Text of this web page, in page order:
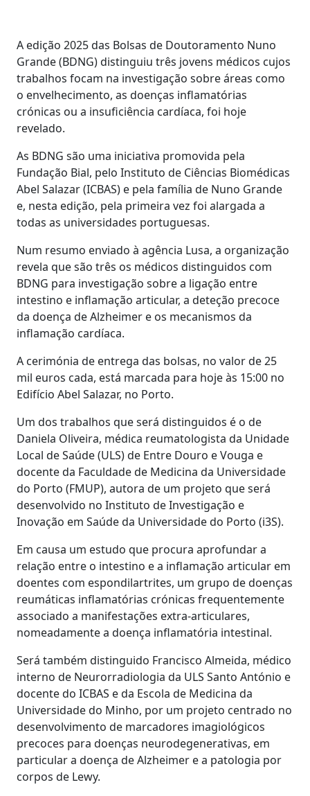
A edição 2025 das Bolsas de Doutoramento Nuno
Grande (BDNG) distinguiu três jovens médicos cujos
trabalhos focam na investigação sobre áreas como
o envelhecimento, as doenças inflamatórias
crónicas ou a insuficiência cardíaca, foi hoje
revelado.
As BDNG são uma iniciativa promovida pela
Fundação Bial, pelo Instituto de Ciências Biomédicas
Abel Salazar (ICBAS) e pela família de Nuno Grande
e, nesta edição, pela primeira vez foi alargada a
todas as universidades portuguesas.
Num resumo enviado à agência Lusa, a organização
revela que são três os médicos distinguidos com
BDNG para investigação sobre a ligação entre
intestino e inflamação articular, a deteção precoce
da doença de Alzheimer e os mecanismos da
inflamação cardíaca.
A cerimónia de entrega das bolsas, no valor de 25
mil euros cada, está marcada para hoje às 15:00 no
Edifício Abel Salazar, no Porto.
Um dos trabalhos que será distinguidos é o de
Daniela Oliveira, médica reumatologista da Unidade
Local de Saúde (ULS) de Entre Douro e Vouga e
docente da Faculdade de Medicina da Universidade
do Porto (FMUP), autora de um projeto que será
desenvolvido no Instituto de Investigação e
Inovação em Saúde da Universidade do Porto (i3S).
Em causa um estudo que procura aprofundar a
relação entre o intestino e a inflamação articular em
doentes com espondilartrites, um grupo de doenças
reumáticas inflamatórias crónicas frequentemente
associado a manifestações extra-articulares,
nomeadamente a doença inflamatória intestinal.
Será também distinguido Francisco Almeida, médico
interno de Neurorradiologia da ULS Santo António e
docente do ICBAS e da Escola de Medicina da
Universidade do Minho, por um projeto centrado no
desenvolvimento de marcadores imagiológicos
precoces para doenças neurodegenerativas, em
particular a doença de Alzheimer e a patologia por
corpos de Lewy.